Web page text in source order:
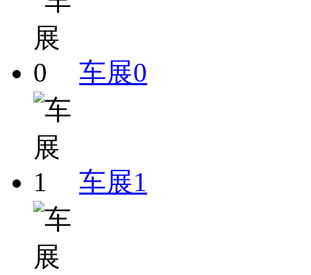
车展0
车展1